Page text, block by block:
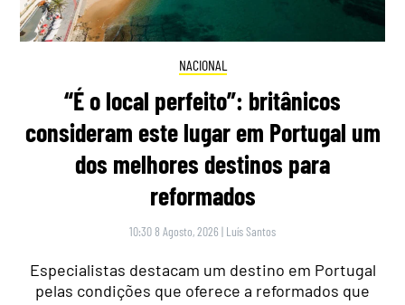
NACIONAL
“É o local perfeito”: britânicos
consideram este lugar em Portugal um
dos melhores destinos para
reformados
10:30 8 Agosto, 2026 | Luís Santos
Especialistas destacam um destino em Portugal
pelas condições que oferece a reformados que